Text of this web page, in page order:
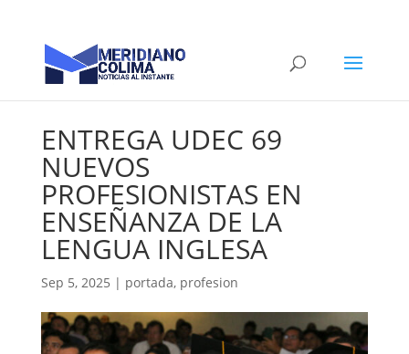
ENTREGA UDEC 69
NUEVOS
PROFESIONISTAS EN
ENSEÑANZA DE LA
LENGUA INGLESA
Sep 5, 2025 | portada, profesion